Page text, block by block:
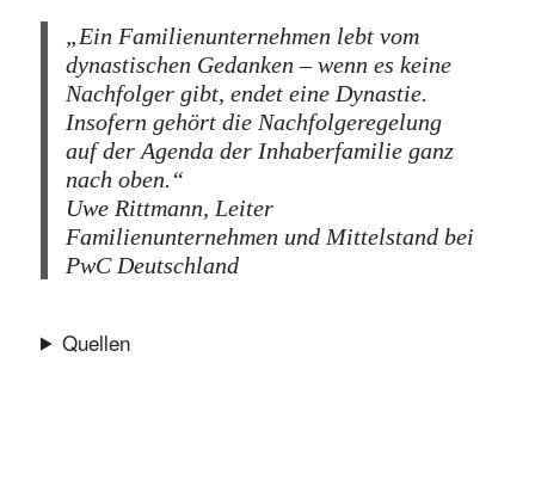
„Ein Familienunternehmen lebt vom
dynastischen Gedanken – wenn es keine
Nachfolger gibt, endet eine Dynastie.
Insofern gehört die Nachfolgeregelung
auf der Agenda der Inhaberfamilie ganz
nach oben.“
Uwe Rittmann, Leiter
Familienunternehmen und Mittelstand bei
PwC Deutschland
Quellen